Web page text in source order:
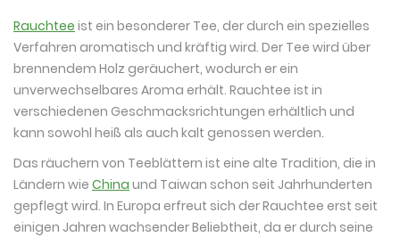
Rauchtee ist ein besonderer Tee, der durch ein spezielles
Verfahren aromatisch und kräftig wird. Der Tee wird über
brennendem Holz geräuchert, wodurch er ein
unverwechselbares Aroma erhält. Rauchtee ist in
verschiedenen Geschmacksrichtungen erhältlich und
kann sowohl heiß als auch kalt genossen werden.
Das räuchern von Teeblättern ist eine alte Tradition, die in
Ländern wie China und Taiwan schon seit Jahrhunderten
gepflegt wird. In Europa erfreut sich der Rauchtee erst seit
einigen Jahren wachsender Beliebtheit, da er durch seine